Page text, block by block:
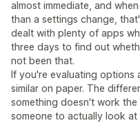
almost immediate, and
than a settings change,
dealt with plenty of apps
three days to find out
not been that.
If you're evaluating options
similar on paper. The
something doesn't work
someone to actually look at